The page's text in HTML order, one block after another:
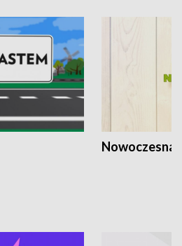
Nowoczesna